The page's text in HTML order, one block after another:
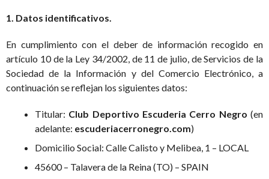
1. Datos identificativos.
En cumplimiento con el deber de información recogido en
artículo 10 de la Ley 34/2002, de 11 de julio, de Servicios de la
Sociedad de la Información y del Comercio Electrónico, a
continuación se reflejan los siguientes datos:
Titular: Club Deportivo Escuderia Cerro Negro (en
adelante: escuderiacerronegro.com)
Domicilio Social: Calle Calisto y Melibea, 1 – LOCAL
45600 – Talavera de la Reina (TO) – SPAIN